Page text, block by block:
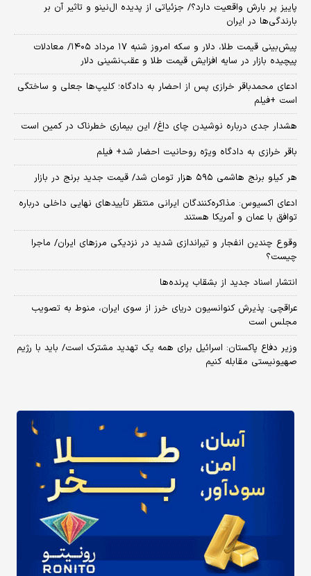
پاییز پر بارش واقعیت دارد؟/ جزئیاتی از پدیده ال‌نینو و تاثیر آن بر
بارندگی‌ها در ایران
پیش‌بینی قیمت طلا، دلار و سکه امروز شنبه ۱۷ مرداد ۱۴۰۵/ معادلات
پیچیده بازار در سایه افزایش قیمت طلا و عقب‌نشینی دلار
ادعای محمدباقر خرازی پس از احضار به دادگاه؛ کلیپ‌ها جعلی و ساختگی
است +فیلم
هشدار جدی درباره نوشیدن چای داغ/ این بیماری خطرناک در کمین است
باقر خرازی به دادگاه ویژه روحانیت احضار شد+ فیلم
هر کیلو برنج هاشمی ۵۹۵ هزار تومان شد/ قیمت جدید برنج در بازار
ادعای اکسیوس: مذاکره‌کنندگان ایرانی منتظر تأییدهای نهایی داخلی درباره
توافق با عمان و آمریکا هستند
وقوع چندین انفجار و تیراندازی شدید در نزدیکی مرز‌های ایران/ ماجرا
چیست؟
انتشار اسناد جدید از بشقاب پرنده‌ها
عراقچی: پذیرش کنوانسیون دریای خرز از سوی ایران، منوط به تصویب
مجلس است
وزیر دفاع پاکستان: اسرائیل برای همه یک تهدید مشترک است/ باید با رژیم
صهیونیستی مقابله کنیم